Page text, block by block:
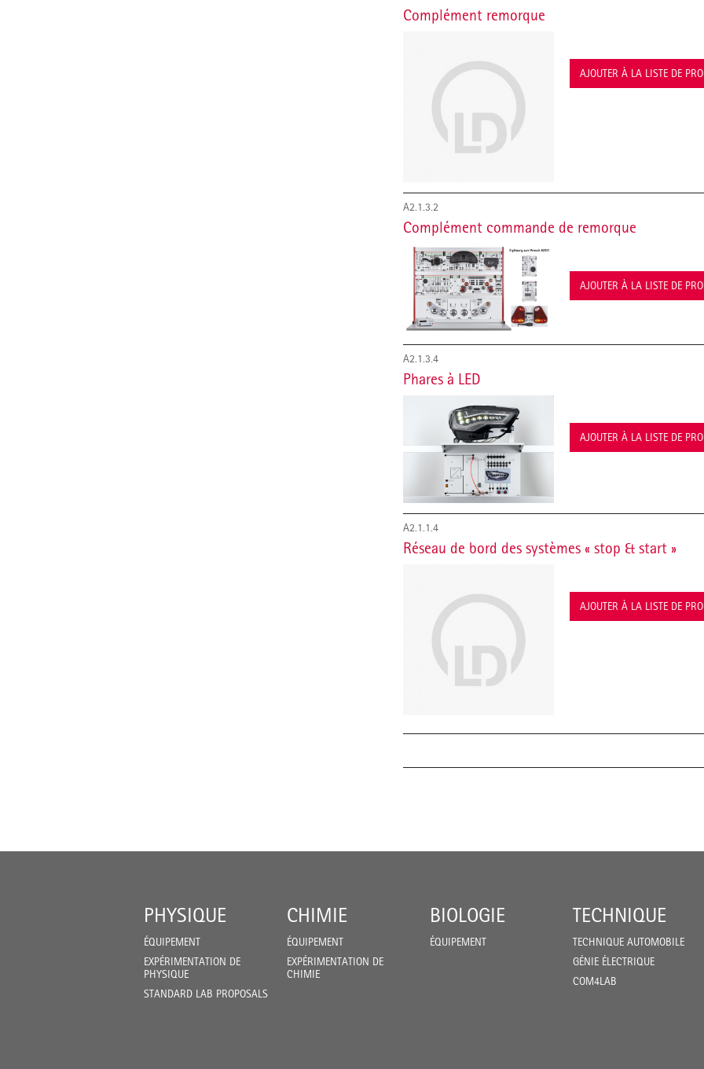
Complément remorque
AJOUTER À LA LISTE DE
A2.1.3.2
Complément commande de remorque
AJOUTER À LA LISTE DE
A2.1.3.4
Phares à LED
AJOUTER À LA LISTE DE
A2.1.1.4
Réseau de bord des systèmes « stop & start »
AJOUTER À LA LISTE DE
PHYSIQUE
ÉQUIPEMENT
EXPÉRIMENTATION DE
PHYSIQUE
STANDARD LAB PROPOSALS
CHIMIE
ÉQUIPEMENT
EXPÉRIMENTATION DE
CHIMIE
BIOLOGIE
ÉQUIPEMENT
TECHNIQUE
TECHNIQUE AUTOMOBILE
GÉNIE ÉLECTRIQUE
COM4LAB